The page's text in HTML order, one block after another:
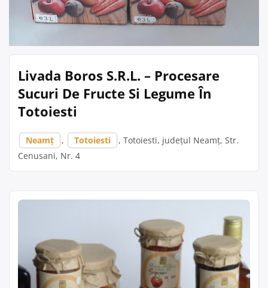
Livada Boros S.R.L. – Procesare
Sucuri De Fructe Si Legume În
Totoiesti
Neamț , Totoiesti
, Totoiesti, județul Neamț, Str.
Cenusani, Nr. 4